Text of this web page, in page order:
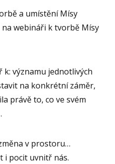
a umístění Mísy
webináři k tvorbě Mísy
k: významu jednotlivých
na konkrétní záměr,
právě to, co ve svém
v prostoru…
i pocit uvnitř nás.